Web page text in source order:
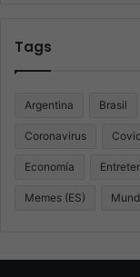
Tags
Argentina Brasil
Coronavirus
Economía
Memes (ES)